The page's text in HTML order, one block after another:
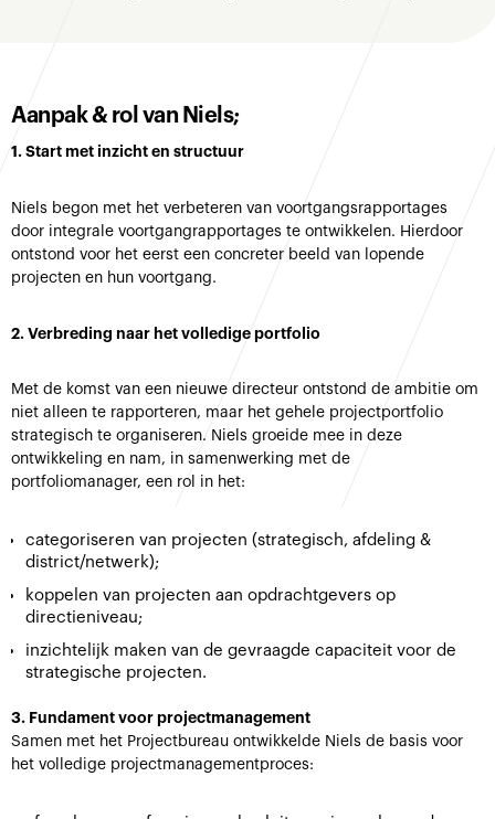
Aanpak & rol van Niels;
1. Start met inzicht en structuur
Niels begon met het verbeteren van voortgangsrapportages
door integrale voortgangrapportages te ontwikkelen. Hierdoor
ontstond voor het eerst een concreter beeld van lopende
projecten en hun voortgang.
2. Verbreding naar het volledige portfolio
Met de komst van een nieuwe directeur ontstond de ambitie om
niet alleen te rapporteren, maar het gehele projectportfolio
strategisch te organiseren. Niels groeide mee in deze
ontwikkeling en nam, in samenwerking met de
portfoliomanager, een rol in het:
categoriseren van projecten (strategisch, afdeling &
district/netwerk);
koppelen van projecten aan opdrachtgevers op
directieniveau;
inzichtelijk maken van de gevraagde capaciteit voor de
strategische projecten.
3. Fundament voor projectmanagement
Samen met het Projectbureau ontwikkelde Niels de basis voor
het volledige projectmanagementproces: